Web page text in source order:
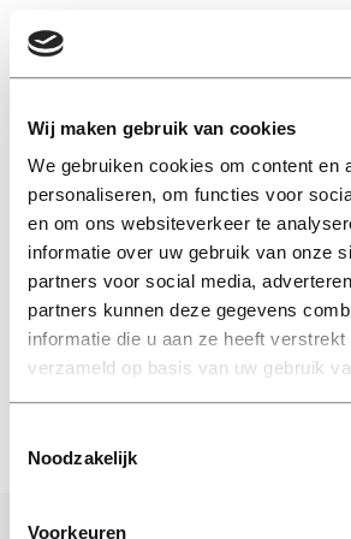
Wij maken gebruik van cookies
We gebruiken cookies om content en
personaliseren, om functies voor
en om ons websiteverkeer te
informatie over uw gebruik van onze
partners voor social media,
partners kunnen deze gegevens
informatie die u aan ze heeft verstrekt
verzameld op basis van uw gebruik
Noodzakelijk
Voorkeuren
wetenschapsfestival
Video
Spelenderwijs
tijdens Night
15 mei 2023